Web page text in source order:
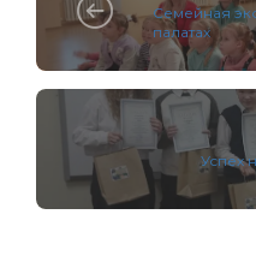
Семейная
палатах
Успех